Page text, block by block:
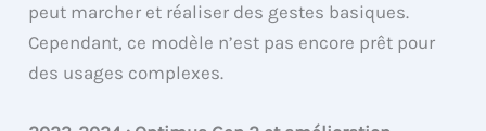
peut marcher et réaliser des gestes basiques.
Cependant, ce modèle n’est pas encore prêt pour
des usages complexes.